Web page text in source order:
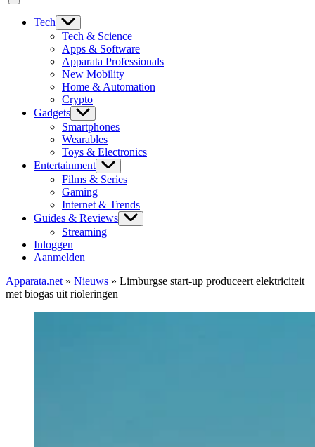
Tech
Tech & Science
Apps & Software
Apparata Professionals
New Mobility
Home & Automation
Crypto
Gadgets
Smartphones
Wearables
Toys & Electronics
Entertainment
Films & Series
Gaming
Internet & Trends
Guides & Reviews
Streaming
Inloggen
Aanmelden
Apparata.net » Nieuws » Limburgse start-up produceert elektriciteit
met biogas uit rioleringen